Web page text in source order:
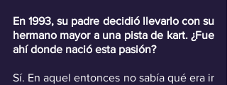
En 1993, su padre decidió llevarlo con su
hermano mayor a una pista de kart. ¿Fue
ahí donde nació esta pasión?
Sí. En aquel entonces no sabía qué era ir